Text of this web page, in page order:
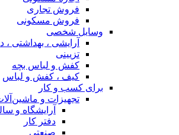
فروش تجاری
فروش مسکونی
وسایل شخصی
آرایشی ، بهداشتی ،
تزیینی
کفش و لباس بچه
کیف ، کفش و لباس
برای کسب و کار
تجهیزات و
آرایشگاه و
دفتر کار
صنعتی